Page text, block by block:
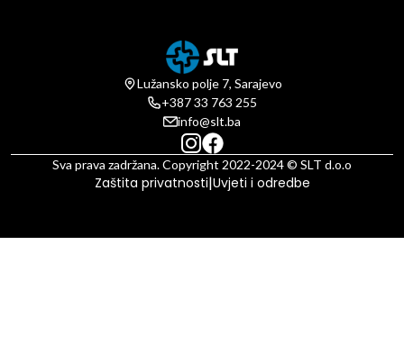
Lužansko polje 7, Sarajevo
+387 33 763 255
info@slt.ba
Sva prava zadržana. Copyright 2022-2024 © SLT d.o.o
Zaštita privatnosti|Uvjeti i odredbe